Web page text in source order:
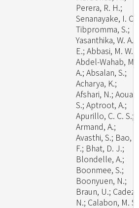
Perera, R. H.;
Senanayake, I. C.;
Tibpromma, S.;
Yasanthika, W. A.
E.; Abbasi, M. W.;
Abdel-Wahab, M.
A.; Absalan, S.;
Acharya, K.;
Afshari, N.; Aouali,
S.; Aptroot, A.;
Apurillo, C. C. S.;
Armand, A.;
Avasthi, S.; Bao,
F.; Bhat, D. J.;
Blondelle, A.;
Boonmee, S.;
Boonyuen, N.;
Braun, U.; Cadez,
N.; Calabon, M.